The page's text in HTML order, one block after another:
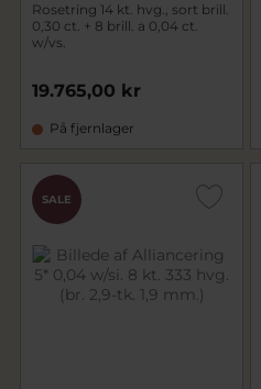
Rosetring 14 kt. hvg., sort brill.
0,30 ct. + 8 brill. a 0,04 ct.
w/vs.
19.765,00 kr
På fjernlager
SALE